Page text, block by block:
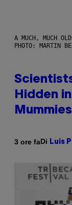
A MUCH, MUCH
PHOTO: MARTIN
Hidden
Mummies
3 ore faDi Luis